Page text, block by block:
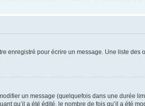
enregistré pour écrire un message. Une liste
un message (quelquefois dans une durée
qu’il a été édité, le nombre de fois qu’il a été